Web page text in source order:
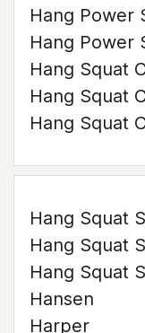
Hang Power
Hang Power
Hang Squat
Hang Squat
Hang Squat
Hang Squat
Hang Squat
Hang Squat
Hansen
Harper